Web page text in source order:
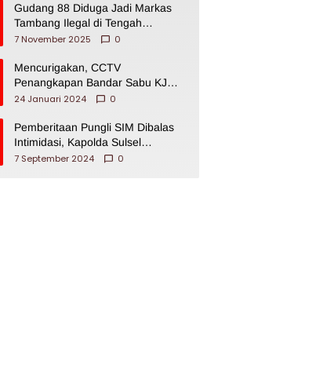
Gudang 88 Diduga Jadi Markas
Tambang Ilegal di Tengah
Permukiman Warga Makassar
7 November 2025 0
Mencurigakan, CCTV
Penangkapan Bandar Sabu KJ
Disita Oknum BNNP Sulsel
24 Januari 2024 0
Pemberitaan Pungli SIM Dibalas
Intimidasi, Kapolda Sulsel
Dikecam PJI Sulsel
7 September 2024 0